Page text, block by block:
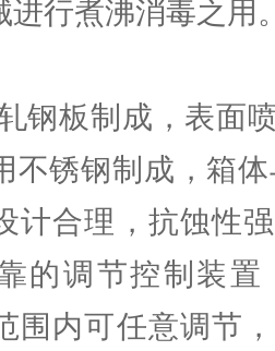
进行煮沸消毒之用
钢板制成，表面
不锈钢制成，箱
计合理，抗蚀性
的调节控制装置
围内可任意调节